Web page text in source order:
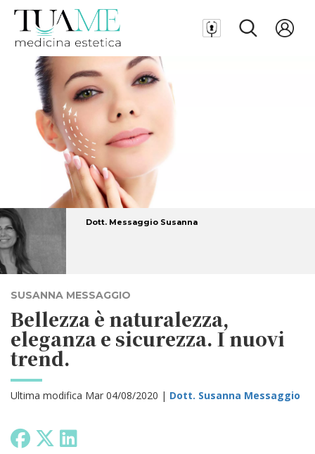
Dott. Messaggio Susanna
SUSANNA MESSAGGIO
Bellezza è naturalezza,
eleganza e sicurezza. I nuovi
trend.
Ultima modifica Mar 04/08/2020 | Dott. Susanna Messaggio